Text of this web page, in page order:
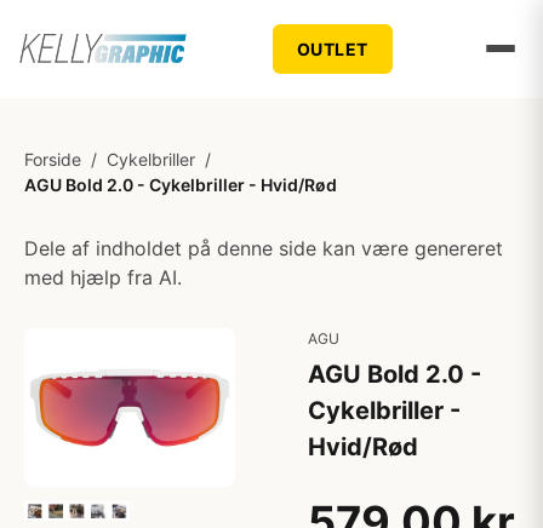
OUTLET
Forside / Cykelbriller /
AGU Bold 2.0 - Cykelbriller - Hvid/Rød
Dele af indholdet på denne side kan være genereret
med hjælp fra AI.
AGU
AGU Bold 2.0 -
Cykelbriller -
Hvid/Rød